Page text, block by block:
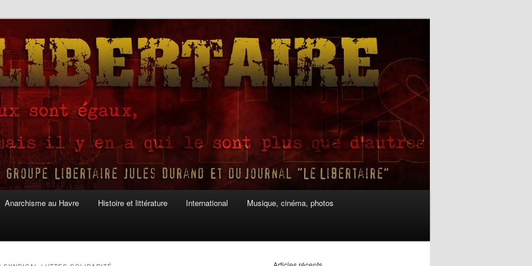
Anarchisme au Havre Histoire et littérature International Musique, cinéma, photos